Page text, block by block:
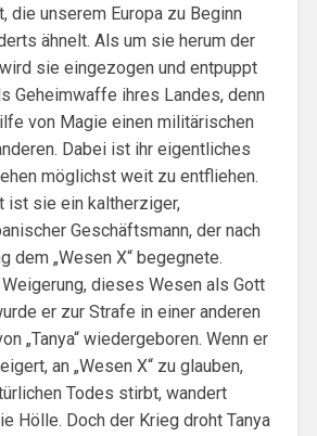
die unserem Europa zu Beginn
ähnelt. Als um sie herum der
sie eingezogen und entpuppt
Geheimwaffe ihres Landes, denn
von Magie einen militärischen
Dabei ist ihr eigentliches
möglichst weit zu entfliehen.
ist sie ein kaltherziger,
Geschäftsmann, der nach
dem „Wesen X“ begegnete.
dieses Wesen als Gott
er zur Strafe in einer anderen
„Tanya“ wiedergeboren. Wenn er
an „Wesen X“ zu glauben,
Todes stirbt, wandert
Hölle. Doch der Krieg droht Tanya